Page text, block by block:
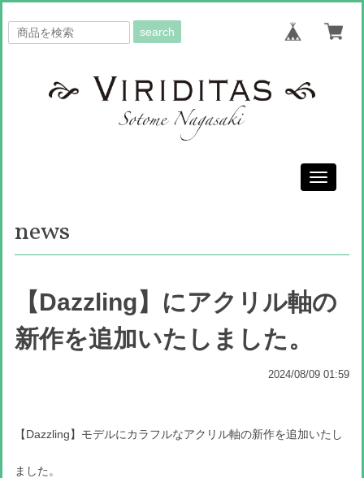
search
Toggle
news
【Dazzling】にアクリル軸の
新作を追加いたしました。
2024/08/09 01:59
【Dazzling】モデルにカラフルなアクリル軸の新作を追加いたし
ました。